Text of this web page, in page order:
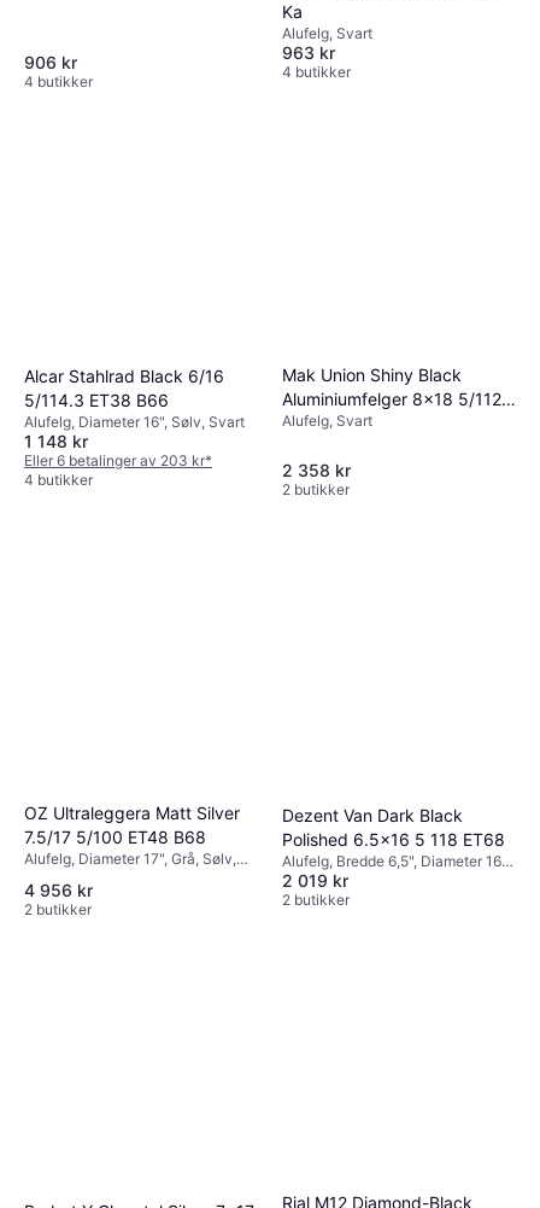
906 kr
4 butikker
Ka
Alufelg, Svart
963 kr
4 butikker
Alcar Stahlrad Black 6/16
5/114.3 ET38 B66
Alufelg, Diameter 16", Sølv, Svart
1 148 kr
Eller 6 betalinger av 203 kr*
4 butikker
Mak Union Shiny Black
Aluminiumfelger 8x18 5/112
ET45 B57
Alufelg, Svart
2 358 kr
2 butikker
OZ Ultraleggera Matt Silver
7.5/17 5/100 ET48 B68
Alufelg, Diameter 17", Grå, Sølv,
4 956 kr
2 butikker
Dezent Van Dark Black
Polished 6.5x16 5 118 ET68
Alufelg, Bredde 6,5", Diameter 16",
Svart
2 019 kr
2 butikker
Rial M12 Diamond-Black